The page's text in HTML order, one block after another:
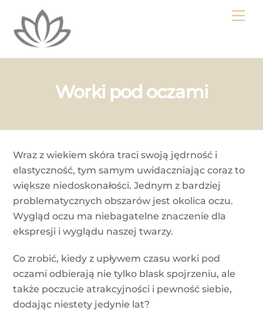
content
Worki pod oczami
Wraz z wiekiem skóra traci swoją jędrność i
elastyczność, tym samym uwidaczniając coraz to
większe niedoskonałości. Jednym z bardziej
problematycznych obszarów jest okolica oczu.
Wygląd oczu ma niebagatelne znaczenie dla
ekspresji i wyglądu naszej twarzy.
Co zrobić, kiedy z upływem czasu worki pod
oczami odbierają nie tylko blask spojrzeniu, ale
także poczucie atrakcyjności i pewność siebie,
dodając niestety jedynie lat?